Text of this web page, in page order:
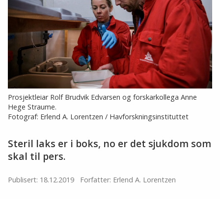
Prosjektleiar Rolf Brudvik Edvarsen og forskarkollega Anne
Hege Straume.
Fotograf: Erlend A. Lorentzen / Havforskningsinstituttet
Steril laks er i boks, no er det sjukdom som
skal til pers.
Publisert: 18.12.2019 Forfatter: Erlend A. Lorentzen